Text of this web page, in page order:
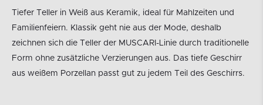
Tiefer Teller in Weiß aus Keramik, ideal für Mahlzeiten und
Familienfeiern. Klassik geht nie aus der Mode, deshalb
zeichnen sich die Teller der MUSCARI-Linie durch traditionelle
Form ohne zusätzliche Verzierungen aus. Das tiefe Geschirr
aus weißem Porzellan passt gut zu jedem Teil des Geschirrs.